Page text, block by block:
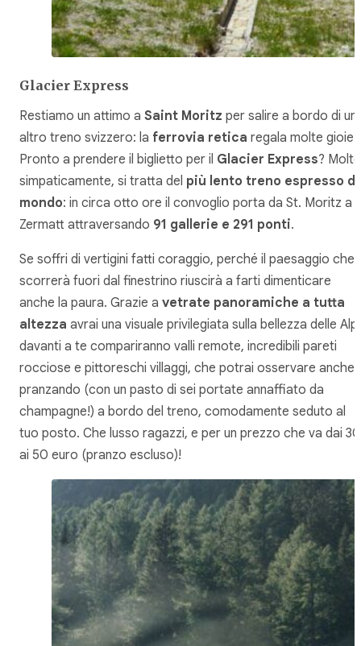
Glacier Express
Restiamo un attimo a Saint Moritz per salire a bordo di un
altro treno svizzero: la ferrovia retica regala molte gioie.
Pronto a prendere il biglietto per il Glacier Express? Molto
simpaticamente, si tratta del più lento treno espresso
mondo: in circa otto ore il convoglio porta da St. Moritz a
Zermatt attraversando 91 gallerie e 291 ponti.
Se soffri di vertigini fatti coraggio, perché il paesaggio che
scorrerà fuori dal finestrino riuscirà a farti dimenticare
anche la paura. Grazie a vetrate panoramiche a tutta
altezza avrai una visuale privilegiata sulla bellezza delle
davanti a te compariranno valli remote, incredibili pareti
rocciose e pittoreschi villaggi, che potrai osservare anche
pranzando (con un pasto di sei portate annaffiato da
champagne!) a bordo del treno, comodamente seduto al
tuo posto. Che lusso ragazzi, e per un prezzo che va dai 30
ai 50 euro (pranzo escluso)!